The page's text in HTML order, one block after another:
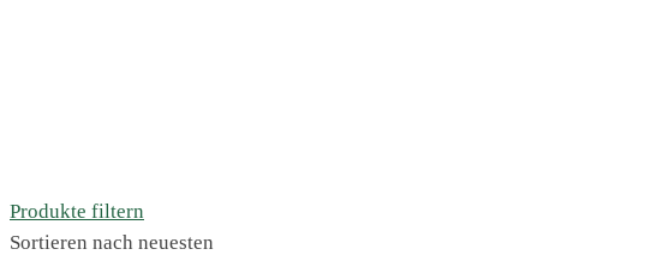
Produkte filtern
Sortieren nach neuesten